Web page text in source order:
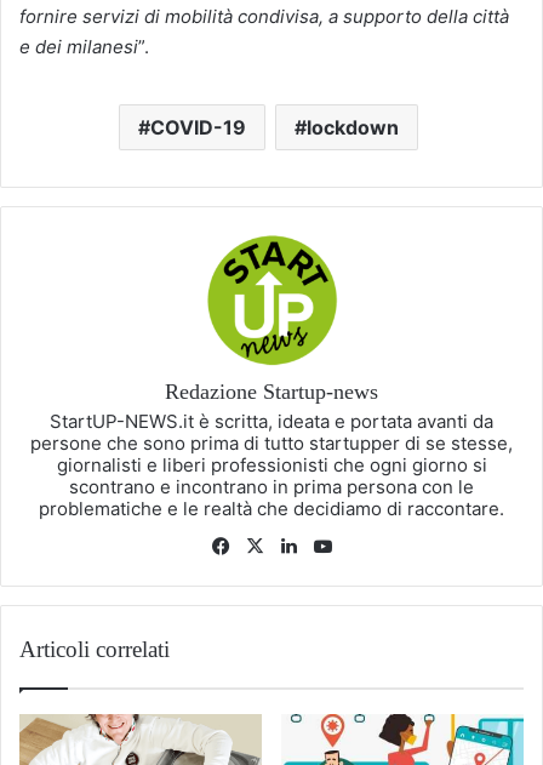
fornire servizi di mobilità condivisa, a supporto della città
e dei milanesi”.
COVID-19 lockdown
Redazione Startup-news
StartUP-NEWS.it è scritta, ideata e portata avanti da
persone che sono prima di tutto startupper di se stesse,
giornalisti e liberi professionisti che ogni giorno si
scontrano e incontrano in prima persona con le
problematiche e le realtà che decidiamo di raccontare.
Facebook
X LinkedIn
Articoli correlati